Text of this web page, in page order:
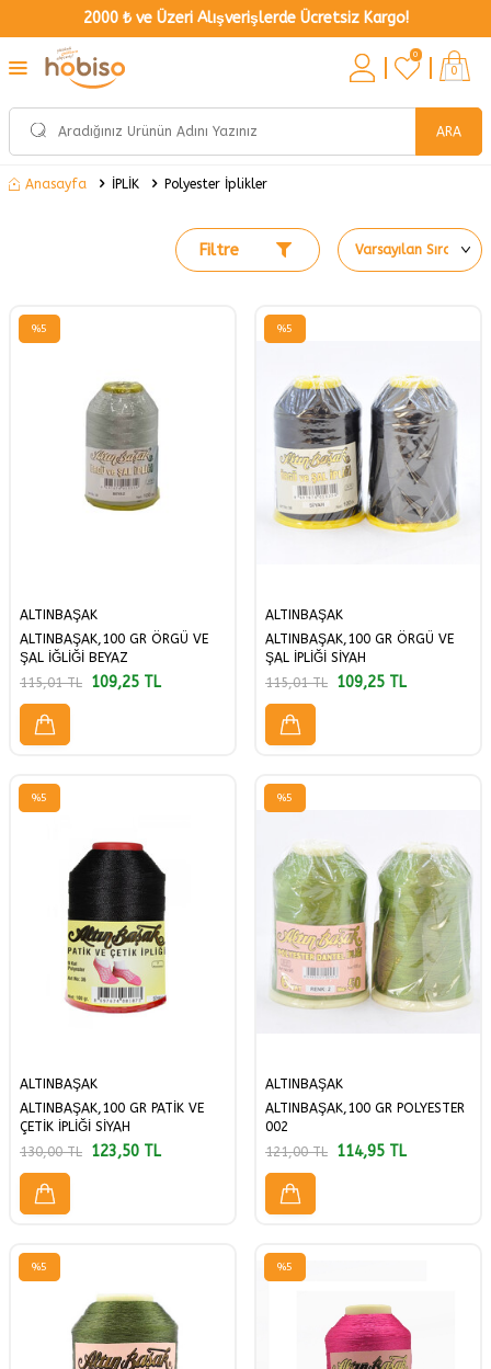
2000 ₺ ve Üzeri Alışverişlerde Ücretsiz Kargo!
ARA
0
0
Anasayfa İPLİK Polyester İplikler
Filtre
%5
ALTINBAŞAK
ALTINBAŞAK,100 GR ÖRGÜ VE
ŞAL İĞLİĞİ BEYAZ
115,01TL 109,25 TL
%5
ALTINBAŞAK
ALTINBAŞAK,100 GR ÖRGÜ VE
ŞAL İPLİĞİ SİYAH
115,01TL 109,25 TL
%5
ALTINBAŞAK
ALTINBAŞAK,100 GR PATİK VE
ÇETİK İPLİĞİ SİYAH
130,00TL 123,50 TL
%5
ALTINBAŞAK
ALTINBAŞAK,100 GR POLYESTER
002
121,00TL 114,95 TL
%5 %5